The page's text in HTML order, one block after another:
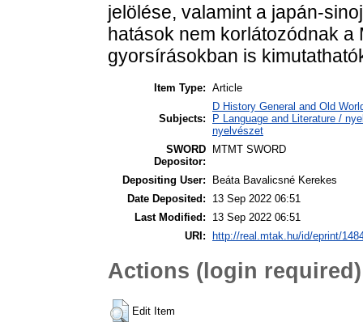
jelölése, valamint a japán-
hatások nem korlátozódnak
gyorsírásokban is
Item Type: Article
Subjects:
D History General and Old
P Language and Literature /
nyelvészet
SWORD
Depositor:
MTMT SWORD
Depositing User:
Beáta Bavalicsné Kerekes
Date Deposited:
13 Sep 2022 06:51
Last Modified:
13 Sep 2022 06:51
URI:
http://real.mtak.hu/id/eprint/
Actions (login required)
Edit Item